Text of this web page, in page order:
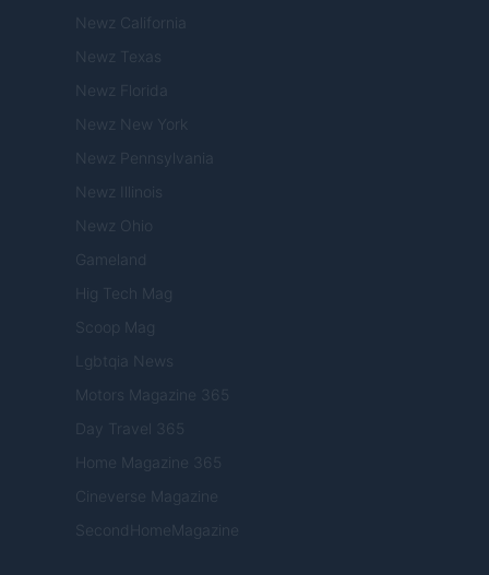
Newz California
Newz Texas
Newz Florida
Newz New York
Newz Pennsylvania
Newz Illinois
Newz Ohio
Gameland
Hig Tech Mag
Scoop Mag
Lgbtqia News
Motors Magazine 365
Day Travel 365
Home Magazine 365
Cineverse Magazine
SecondHomeMagazine